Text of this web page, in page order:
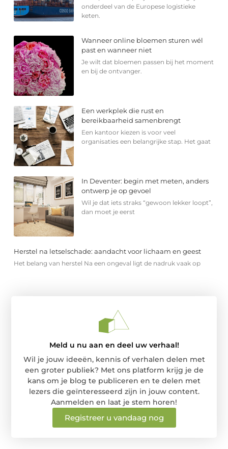
onderdeel van de Europese logistieke
keten.
Wanneer online bloemen sturen wél
past en wanneer niet
Je wilt dat bloemen passen bij het moment
en bij de ontvanger.
Een werkplek die rust en
bereikbaarheid samenbrengt
Een kantoor kiezen is voor veel
organisaties een belangrijke stap. Het gaat
In Deventer: begin met meten, anders
ontwerp je op gevoel
Wil je dat iets straks “gewoon lekker loopt”,
dan moet je eerst
Herstel na letselschade: aandacht voor lichaam en geest
Het belang van herstel Na een ongeval ligt de nadruk vaak op
Meld u nu aan en deel uw verhaal!
Wil je jouw ideeën, kennis of verhalen delen met
een groter publiek? Met ons platform krijg je de
kans om je blog te publiceren en te delen met
lezers die geïnteresseerd zijn in jouw content.
Aanmelden en laat je stem horen!
Registreer u vandaag nog